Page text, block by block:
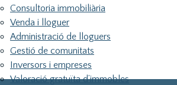
Consultoria immobiliària
Venda i lloguer
Administració de lloguers
Gestió de comunitats
Inversors i empreses
Valoració gratuïta d’immobles